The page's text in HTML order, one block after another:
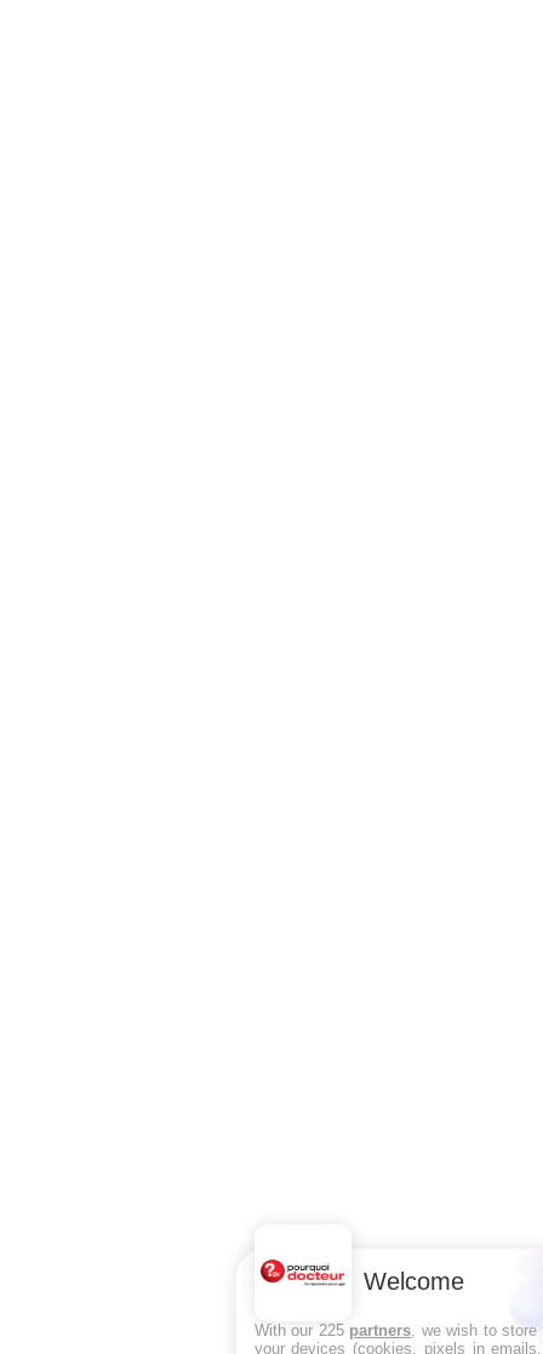
Welcome
With our 225 partners , we wish to
your devices (cookies, pixels in